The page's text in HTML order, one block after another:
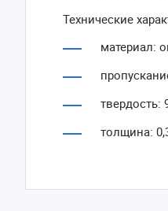
Технические
материал:
твердость:
толщина: